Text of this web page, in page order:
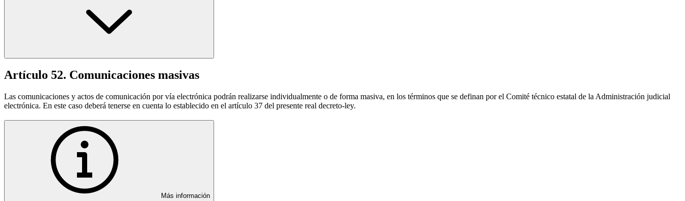
Artículo 52. Comunicaciones masivas
Las comunicaciones y actos de comunicación por vía electrónica podrán realizarse individualmente o de forma masiva, en los términos que se definan por el Comité técnico estatal de la Administración judicial
electrónica. En este caso deberá tenerse en cuenta lo establecido en el artículo 37 del presente real decreto-ley.
Más información